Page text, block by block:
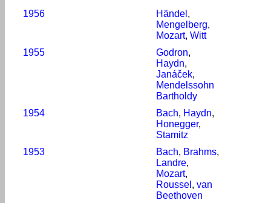
1956
Händel ,
Mengelberg,
Mozart, Witt
1955
Godron,
Haydn,
Janáček,
Mendelssohn
Bartholdy
1954
Bach, Haydn,
Honegger,
Stamitz
1953
Bach, Brahms,
Landre,
Mozart,
Roussel , van
Beethoven